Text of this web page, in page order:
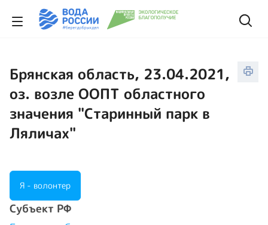
Брянская область, 23.04.2021,
оз. возле ООПТ областного
значения "Старинный парк в
Ляличах"
Я - волонтер
Cубъект РФ